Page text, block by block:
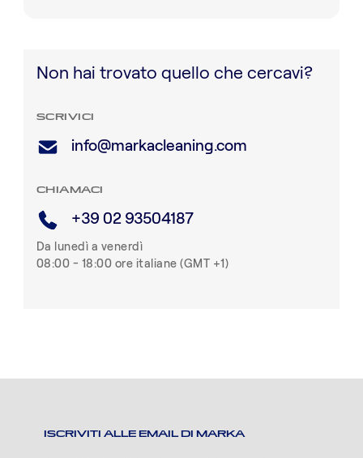
Non hai trovato quello che cercavi?
SCRIVICI
info@markacleaning.com
CHIAMACI
+39 02 93504187
Da lunedì a venerdì
08:00 - 18:00 ore italiane (GMT +1)
ISCRIVITI ALLE EMAIL DI MARKA